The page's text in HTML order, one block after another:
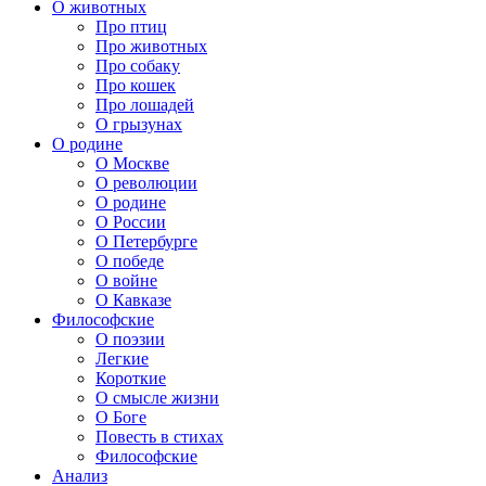
О животных
Про птиц
Про животных
Про собаку
Про кошек
Про лошадей
О грызунах
О родине
О Москве
О революции
О родине
О России
О Петербурге
О победе
О войне
О Кавказе
Философские
О поэзии
Легкие
Короткие
О смысле жизни
О Боге
Повесть в стихах
Философские
Анализ